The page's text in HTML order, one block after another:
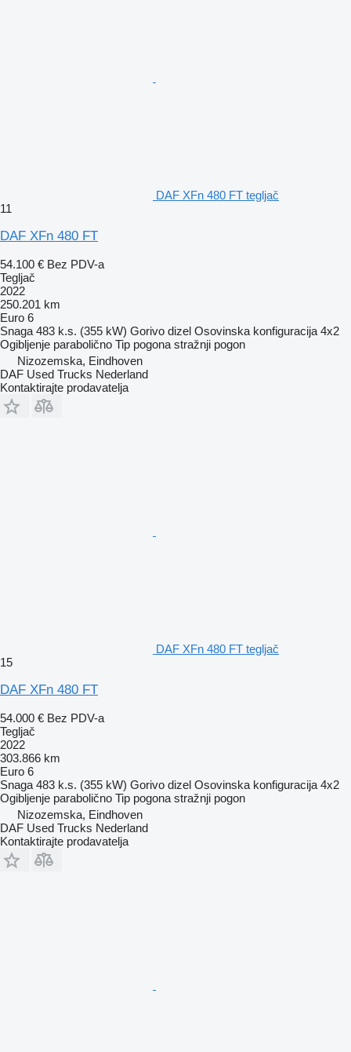
DAF XFn 480 FT tegljač
11
DAF XFn 480 FT
54.100 € Bez PDV-a
Tegljač
2022
250.201 km
Euro 6
Snaga 483 k.s. (355 kW) Gorivo dizel Osovinska konfiguracija 4x2
Ogibljenje parabolično Tip pogona stražnji pogon
Nizozemska, Eindhoven
DAF Used Trucks Nederland
Kontaktirajte prodavatelja
DAF XFn 480 FT tegljač
15
DAF XFn 480 FT
54.000 € Bez PDV-a
Tegljač
2022
303.866 km
Euro 6
Snaga 483 k.s. (355 kW) Gorivo dizel Osovinska konfiguracija 4x2
Ogibljenje parabolično Tip pogona stražnji pogon
Nizozemska, Eindhoven
DAF Used Trucks Nederland
Kontaktirajte prodavatelja